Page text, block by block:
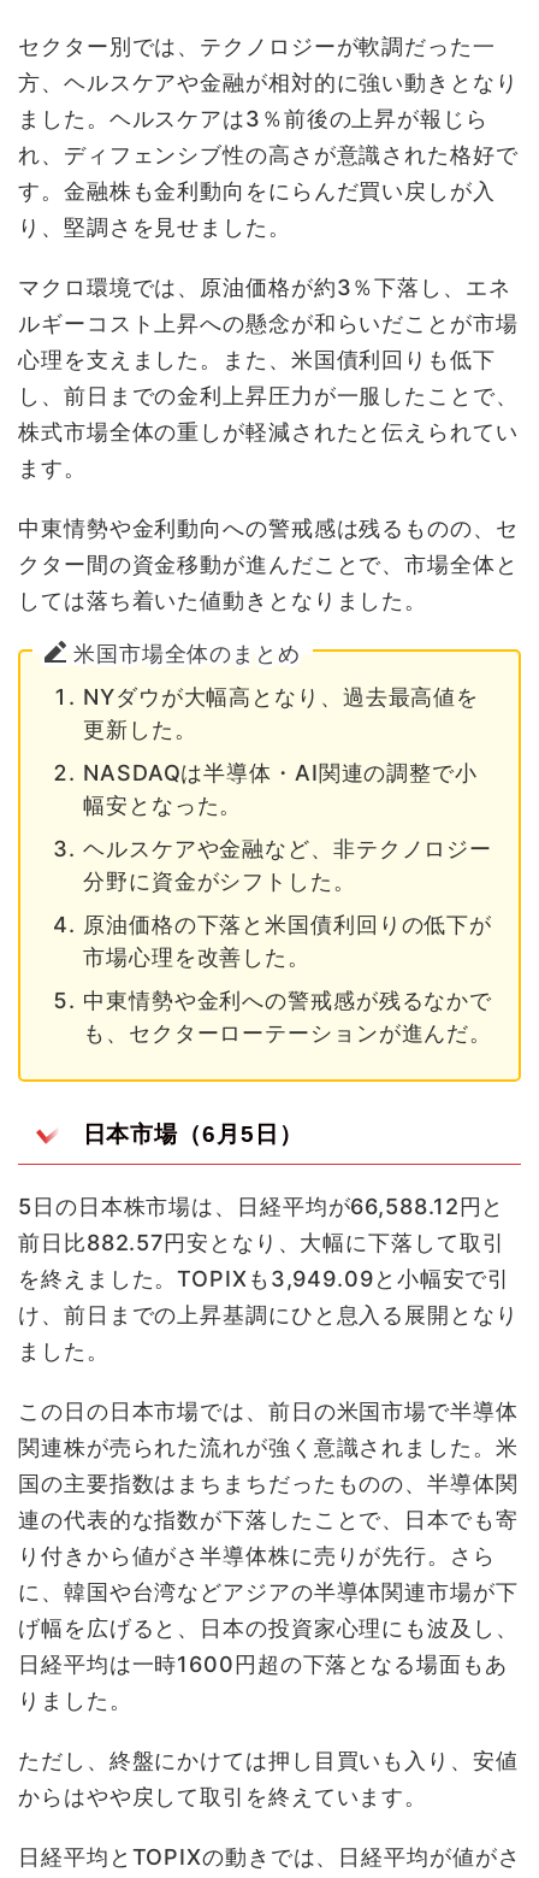
セクター別では、テクノロジーが軟調だった一
方、ヘルスケアや金融が相対的に強い動きとなり
ました。ヘルスケアは3％前後の上昇が報じら
れ、ディフェンシブ性の高さが意識された格好で
す。金融株も金利動向をにらんだ買い戻しが入
り、堅調さを見せました。
マクロ環境では、原油価格が約3％下落し、エネ
ルギーコスト上昇への懸念が和らいだことが市場
心理を支えました。また、米国債利回りも低下
し、前日までの金利上昇圧力が一服したことで、
株式市場全体の重しが軽減されたと伝えられてい
ます。
中東情勢や金利動向への警戒感は残るものの、セ
クター間の資金移動が進んだことで、市場全体と
しては落ち着いた値動きとなりました。
米国市場全体のまとめ
NYダウが大幅高となり、過去最高値を
更新した。
NASDAQは半導体・AI関連の調整で小
幅安となった。
ヘルスケアや金融など、非テクノロジー
分野に資金がシフトした。
原油価格の下落と米国債利回りの低下が
市場心理を改善した。
中東情勢や金利への警戒感が残るなかで
も、セクターローテーションが進んだ。
日本市場（6月5日）
5日の日本株市場は、日経平均が66,588.12円と
前日比882.57円安となり、大幅に下落して取引
を終えました。TOPIXも3,949.09と小幅安で引
け、前日までの上昇基調にひと息入る展開となり
ました。
この日の日本市場では、前日の米国市場で半導体
関連株が売られた流れが強く意識されました。米
国の主要指数はまちまちだったものの、半導体関
連の代表的な指数が下落したことで、日本でも寄
り付きから値がさ半導体株に売りが先行。さら
に、韓国や台湾などアジアの半導体関連市場が下
げ幅を広げると、日本の投資家心理にも波及し、
日経平均は一時1600円超の下落となる場面もあ
りました。
ただし、終盤にかけては押し目買いも入り、安値
からはやや戻して取引を終えています。
日経平均とTOPIXの動きでは、日経平均が値がさ